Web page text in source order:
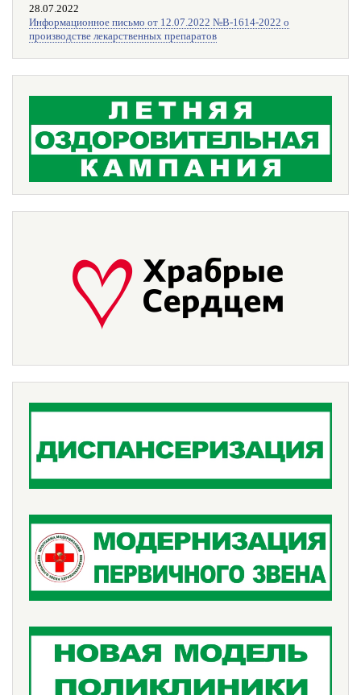
28.07.2022
Информационное письмо от 12.07.2022 №В-1614-2022 о
производстве лекарственных препаратов